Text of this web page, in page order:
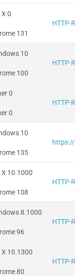
X 0
131
HTTP-
10
100
HTTP-
0
0
HTTP-
10
135
X 10.1000
108
HTTP-
8.1000
96
HTTP-
X 10.1300
80
HTTP-